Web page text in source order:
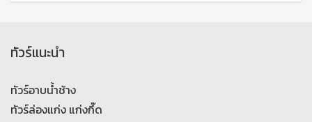
ทัวร์แนะนำ
ทัวร์อาบน้ำช้าง
ทัวร์ล่องแก่ง แก่งกึ๊ด